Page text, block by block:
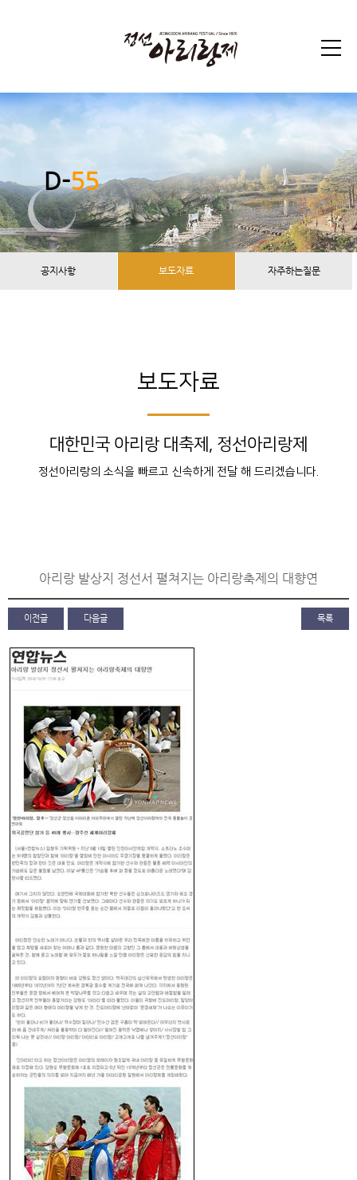
D-55
공지사항 보도자료 자주하는질문
보도자료
대한민국 아리랑 대축제, 정선아리랑제
정선아리랑의 소식을 빠르고 신속하게 전달 해 드리겠습니다.
아리랑 발상지 정선서 펼쳐지는 아리랑축제의 대향연
이전글 다음글 목록